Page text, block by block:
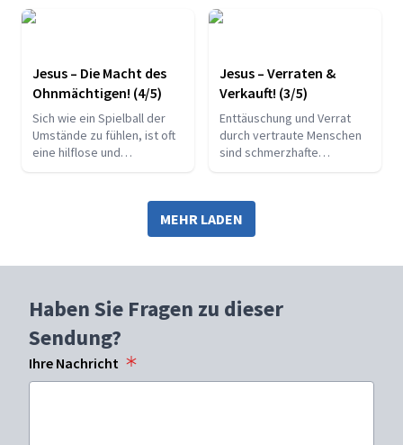
Orientierung schenkt.
alle mit der Realität des
Jesus – Die Macht des
Ohnmächtigen! (4/5)
Sich wie ein Spielball der
Umstände zu fühlen, ist oft
eine hilflose und
Jesus – Verraten &
Verkauft! (3/5)
Enttäuschung und Verrat
durch vertraute Menschen
sind schmerzhafte
können. Auch Jesus hat
diesen Schmerz mehrfach
erlebt und darunter
MEHR LADEN
Haben Sie Fragen zu dieser
Sendung?
Ihre Nachricht